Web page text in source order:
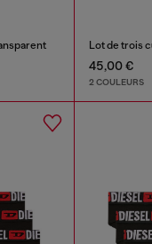
45,00 €
2 COULEURS